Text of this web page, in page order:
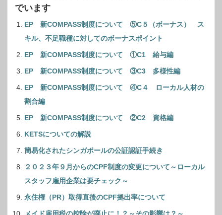
でいます
EP 新COMPASS制度について ⑤C５（ボーナス） ス
キル、不足職種に対してのボーナスポイント
EP 新COMPASS制度について ①C1 給与編
EP 新COMPASS制度について ③C3 多様性編
EP 新COMPASS制度について ④C４ ローカル人材の
割合編
EP 新COMPASS制度について ②C2 資格編
KETSについての解説
簡易化されたシンガポールの公証認証手続き
２０２３年９月からのCPF制度の変更について～ローカル
スタッフ雇用企業は要チェック～
永住権（PR）取得直後のCPF拠出率について